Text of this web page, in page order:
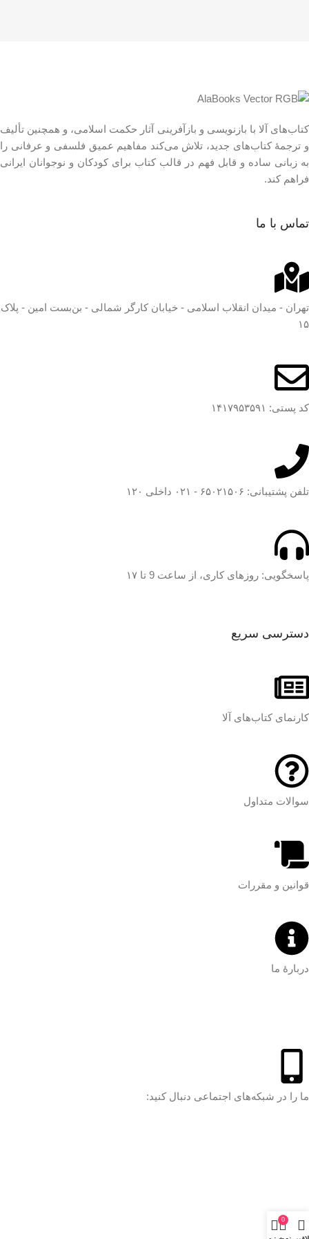
کتاب‌های آلا با بازنویسی و بازآفرینی آثار حکمت اسلامی، و همچنین تألیف
و ترجمۀ کتاب‌های جدید، تلاش می‌کند مفاهیم عمیق فلسفی و عرفانی را
به زبانی ساده و قابل فهم در قالب کتاب برای کودکان و نوجوانان ایرانی
فراهم کند.
تماس با ما
تهران - میدان انقلاب اسلامی - خیابان کارگر شمالی - بن‌بست امین - پلاک
۱۵
کد پستی: ۱۴۱۷۹۵۳۵۹۱
تلفن پشتیبانی: ۶۵۰۲۱۵۰۶ - ۰۲۱ داخلی ۱۲۰
پاسخگویی: روزهای کاری، از ساعت 9 تا ۱۷
دسترسی سریع
کارنمای کتاب‌های آلا
سوالات متداول
قوانین و مقررات
دربارۀ ما
ما را در شبکه‌های اجتماعی دنبال کنید:
0